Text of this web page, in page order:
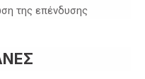
της επένδυσης